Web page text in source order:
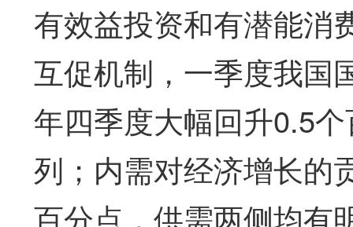
有效益投资和有潜能消
互促机制，一季度我国
年四季度大幅回升0.5
列；内需对经济增长的
百分点，供需两侧均有